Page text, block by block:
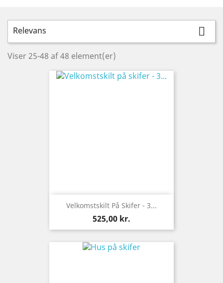
Relevans 
Viser 25-48 af 48 element(er)
Velkomstskilt På Skifer - 3...
Pris
525,00 kr.